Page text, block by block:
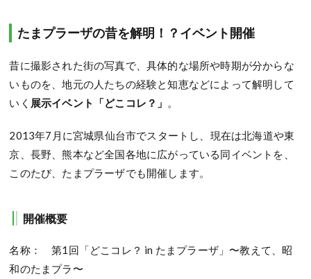
たまプラーザの昔を解明！？イベント開催
昔に撮影された街の写真で、具体的な場所や時期が分からな
いものを、地元の人たちの経験と知恵などによって解明して
いく 展示イベント「どこコレ？」 。
2013年7月に宮城県仙台市でスタートし、現在は北海道や東
京、長野、熊本など全国各地に広がっている同イベントを、
このたび、たまプラーザでも開催します。
開催概要
名称： 第1回「どこコレ？ in たまプラーザ」〜教えて、昭
和のたまプラ〜